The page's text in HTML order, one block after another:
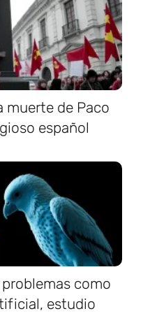
muerte de Paco
español
como
estudio